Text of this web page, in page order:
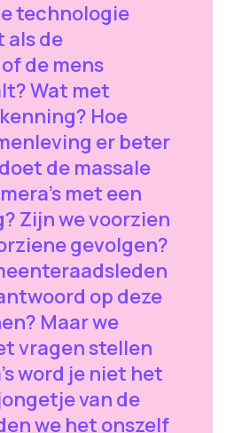
technologie
als de
de mens
Wat met
Hoe
er beter
de massale
met een
Zijn we voorzien
gevolgen?
op deze
Maar we
vragen stellen
word je niet het
van de
we het onszelf